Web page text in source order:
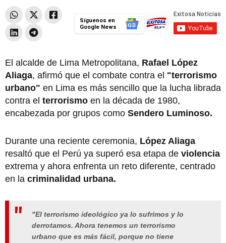
Síguenos en
Google News
El alcalde de Lima Metropolitana, Rafael López
Aliaga, afirmó que el combate contra el "terrorismo
urbano" en Lima es más sencillo que la lucha librada
contra el terrorismo en la década de 1980,
encabezada por grupos como Sendero Luminoso.
Durante una reciente ceremonia, López Aliaga
resaltó que el Perú ya superó esa etapa de violencia
extrema y ahora enfrenta un reto diferente, centrado
en la criminalidad urbana.
"El terrorismo ideológico ya lo sufrimos y lo
derrotamos. Ahora tenemos un terrorismo
urbano que es más fácil, porque no tiene